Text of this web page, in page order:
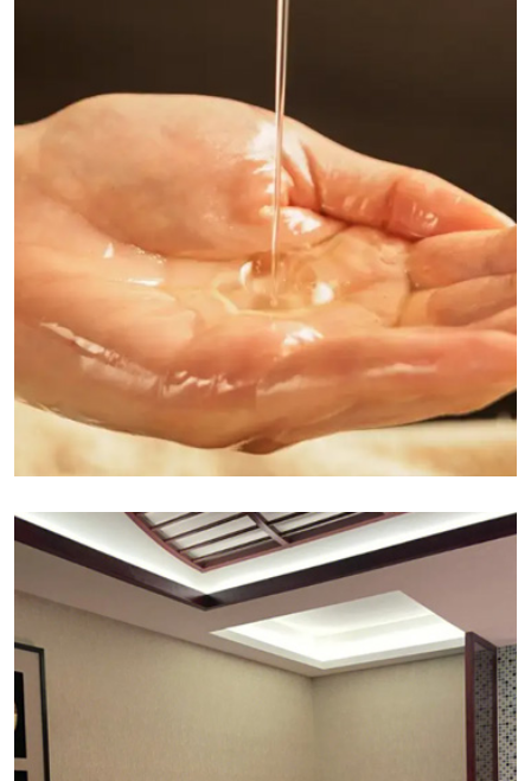
成都郫都区精油按摩:精油按摩是一种结合了传统自然
疗法的现代产品，它使用从植物中提取的精油进行按
摩，以达到放松心情、纾解压力的功效。精油按摩不
仅能够帮助改善皮肤状态，还能够通过吸入香气或经
皮层渗透进入血液，产生疗愈的效果。